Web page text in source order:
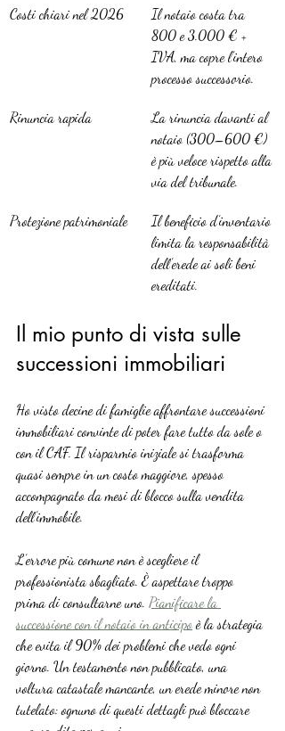
Costi chiari nel 2026
Il notaio costa tra
800 e 3.000 € +
IVA, ma copre l’intero
processo successorio.
Rinuncia rapida
La rinuncia davanti al
notaio (300–600 €)
è più veloce rispetto alla
via del tribunale.
Protezione patrimoniale
Il beneficio d’inventario
limita la responsabilità
dell’erede ai soli beni
ereditati.
Il mio punto di vista sulle
successioni immobiliari
Ho visto decine di famiglie affrontare successioni
immobiliari convinte di poter fare tutto da sole o
con il CAF. Il risparmio iniziale si trasforma
quasi sempre in un costo maggiore, spesso
accompagnato da mesi di blocco sulla vendita
dell’immobile.
L’errore più comune non è scegliere il
professionista sbagliato. È aspettare troppo
prima di consultarne uno. Pianificare la
successione con il notaio in anticipo è la strategia
che evita il 90% dei problemi che vedo ogni
giorno. Un testamento non pubblicato, una
voltura catastale mancante, un erede minore non
tutelato: ognuno di questi dettagli può bloccare